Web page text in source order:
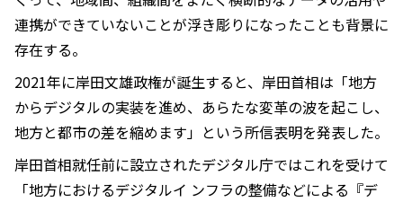
連携ができていないことが浮き彫りになったことも背景に
存在する。
2021年に岸田文雄政権が誕生すると、岸田首相は「地方
からデジタルの実装を進め、あらたな変革の波を起こし、
地方と都市の差を縮めます」という所信表明を発表した。
岸田首相就任前に設立されたデジタル庁ではこれを受けて
「地方におけるデジタルイ ンフラの整備などによる『デ